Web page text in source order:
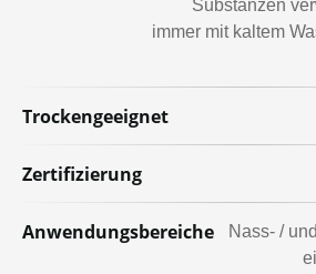
Substanzen
immer mit kaltem
Trockengeeignet
Zertifizierung
Anwendungsbereiche
Nass- /